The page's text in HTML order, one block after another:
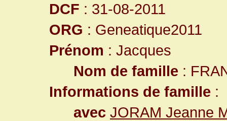
DCF : 31-08-2011
ORG : Geneatique2011
Prénom : Jacques
Nom de famille :
Informations de famille :
avec JORAM Jeanne